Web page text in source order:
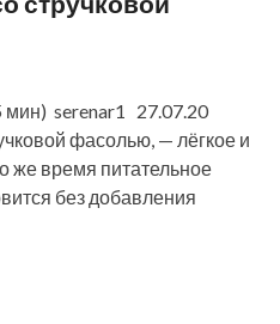
serenar1 27.07.20
фасолью, — лёгкое и
же время питательное
без добавления